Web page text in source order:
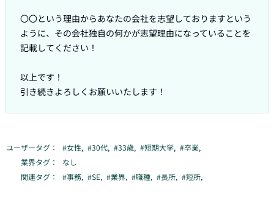
〇〇という理由からあなたの会社を志望しておりますという
ように、その会社独自の何かが志望理由になっていることを
記載してください！
以上です！
ユーザータグ： #女性, #30代, #33歳, #短期大学, #卒業,
業界タグ：
なし
関連タグ：
#事務, #SE, #業界, #職種, #長所, #短所,